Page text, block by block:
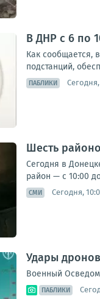
В ДНР с 6 по
Как сообщается,
подстанций,
ПАБЛИКИ Сегодня,
Шесть
Сегодня в
район — с 10:00
СМИ Сегодня,
Удары
Военный
ПАБЛИКИ